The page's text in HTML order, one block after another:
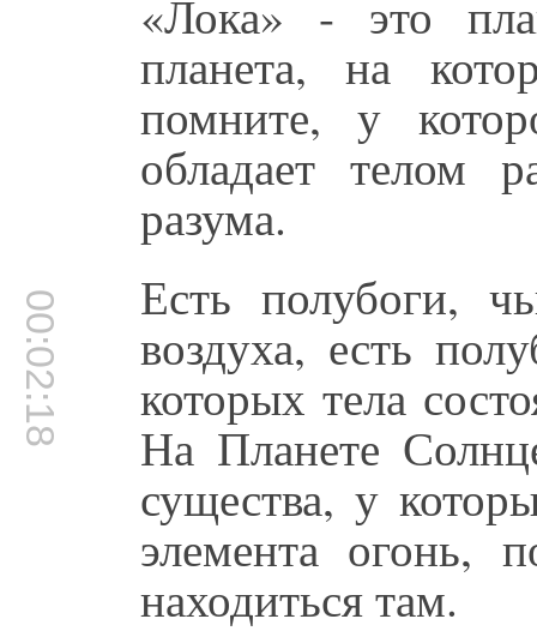
«Лока» - это
планета, на
помните, у
обладает телом
разума.
00:02:18 Есть полубоги,
воздуха, есть
которых тела
На Планете
существа, у
элемента огонь,
находиться там.